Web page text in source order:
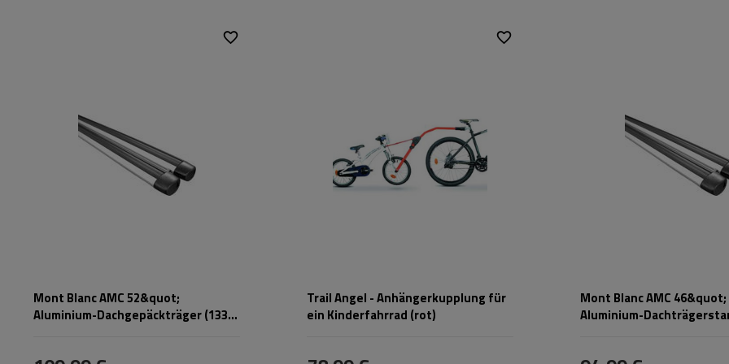
Mont Blanc AMC 52&quot;
Aluminium-Dachgepäckträger (133
Trail Angel - Anhängerkupplung für
ein Kinderfahrrad (rot)
Mont Blanc AMC 46&quot;
Aluminium-